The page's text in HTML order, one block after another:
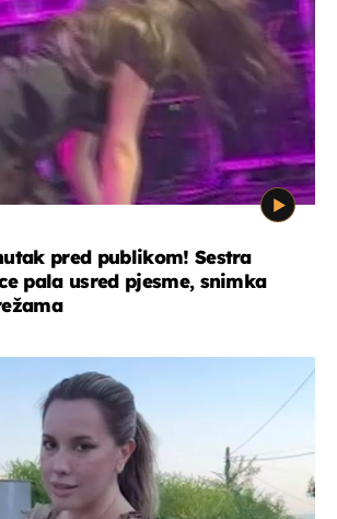
pred publikom! Sestra
pala usred pjesme, snimka